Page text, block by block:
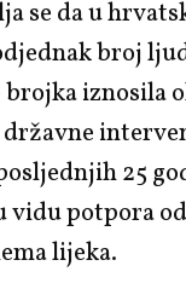
se da u
broj
brojka iznosila
25
vidu potpora
lijeka.